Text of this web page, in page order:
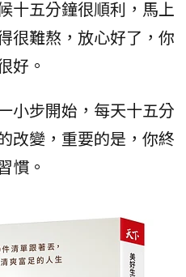
十五分鐘很順利，馬上
很難熬，放心好了，你
好。
小步開始，每天十五分
改變，重要的是，你終
慣。